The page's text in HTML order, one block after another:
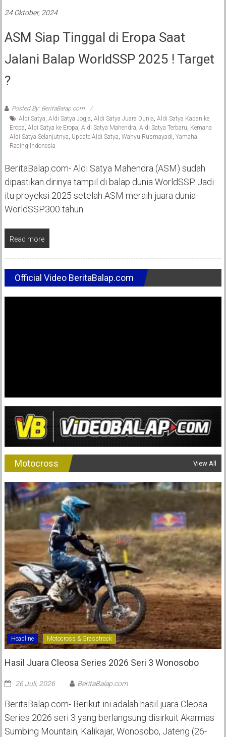
24 Oktober, 2024
ASM Siap Tinggal di Eropa Saat
Jalani Balap WorldSSP 2025 ! Target
?
Posted By: BeritaBalap.com
Aldi Satya Aldi Satya Jogja Aldi Satya Juara Dunia Aldi Satya Kapan ke
Eropa Aldi Satya ke Eropa Aldi Satya Mahendra Aldi Satya Terbaru Kemana
Aldi Satya Selanjutnya Update Aldi Satya Wahyu Rusmayadi Yamaha
Racing Indonesia
BeritaBalap.com- Aldi Satya Mahendra (ASM) sudah
dipastikan dirinya tampil di balap dunia WorldSSP. Jadi
itu proyeksi 2025 setelah ASM meraih juara dunia
WorldSSP300 tahun
Read more
Official Video BeritaBalap.com
Motocross View All
Headline Motocross & Grasstrack
Hasil Juara Cleosa Series 2026 Seri 3 Wonosobo ‎
26 Juli, 2026 BeritaBalap.com
BeritaBalap.com- Berikut ini adalah hasil juara Cleosa
Series 2026 seri 3 yang berlangsung disirkuit Akarmas
Sumbing Mountain, Kalikajar, Wonosobo, Jateng (26-